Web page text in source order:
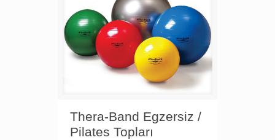
Thera-Band Egzersiz /
Pilates Topları